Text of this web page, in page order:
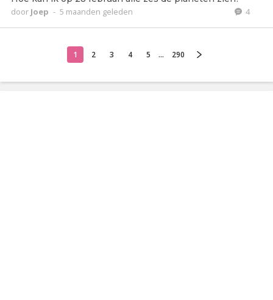
door Joep - 5 maanden geleden 4
1 2 3 4 5 ... 290